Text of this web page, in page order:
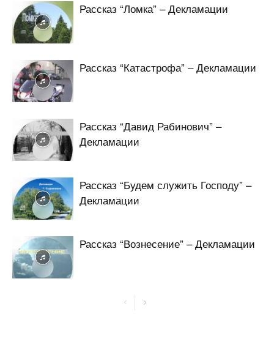
Рассказ “Ломка” – Декламации
Рассказ “Катастрофа” – Декламации
Рассказ “Давид Рабинович” –
Декламации
Рассказ “Будем служить Господу” –
Декламации
Рассказ “Вознесение” – Декламации